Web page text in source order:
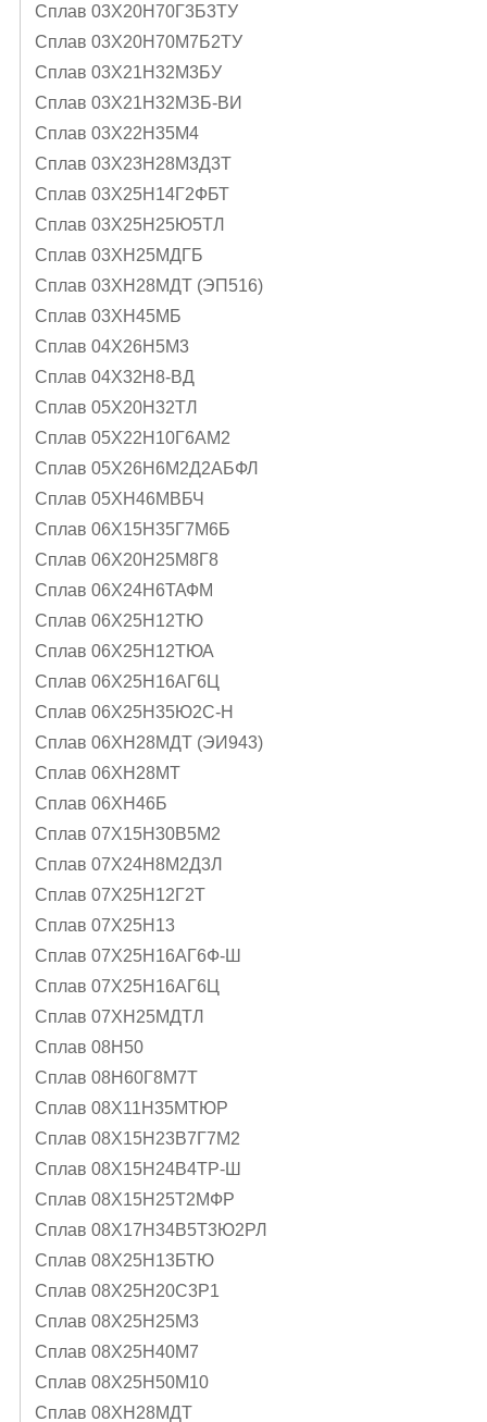
Сплав 03Х20Н70Г3Б3ТУ
Сплав 03Х20Н70М7Б2ТУ
Сплав 03Х21Н32М3БУ
Сплав 03Х21Н32МЗБ-ВИ
Сплав 03Х22Н35М4
Сплав 03Х23Н28М3Д3Т
Сплав 03Х25Н14Г2ФБТ
Сплав 03Х25Н25Ю5ТЛ
Сплав 03ХН25МДГБ
Сплав 03ХН28МДТ (ЭП516)
Сплав 03ХН45МБ
Сплав 04Х26Н5М3
Сплав 04Х32Н8-ВД
Сплав 05X20H32TЛ
Сплав 05Х22Н10Г6АМ2
Сплав 05Х26Н6М2Д2АБФЛ
Сплав 05ХН46МВБЧ
Сплав 06Х15Н35Г7М6Б
Сплав 06Х20Н25М8Г8
Сплав 06Х24Н6ТАФМ
Сплав 06Х25Н12ТЮ
Сплав 06Х25Н12ТЮА
Сплав 06Х25Н16АГ6Ц
Сплав 06Х25Н35Ю2С-Н
Сплав 06ХН28МДТ (ЭИ943)
Сплав 06ХН28МТ
Сплав 06ХН46Б
Сплав 07Х15Н30В5М2
Сплав 07Х24Н8М2Д3Л
Сплав 07Х25Н12Г2Т
Сплав 07Х25Н13
Сплав 07Х25Н16АГ6Ф-Ш
Сплав 07Х25Н16АГ6Ц
Сплав 07ХН25МДТЛ
Сплав 08Н50
Сплав 08Н60Г8М7Т
Сплав 08Х11Н35МТЮР
Сплав 08Х15Н23В7Г7М2
Сплав 08Х15Н24В4ТР-Ш
Сплав 08Х15Н25Т2МФР
Сплав 08Х17Н34В5Т3Ю2РЛ
Сплав 08Х25Н13БТЮ
Сплав 08Х25Н20С3Р1
Сплав 08Х25Н25М3
Сплав 08Х25Н40М7
Сплав 08Х25Н50М10
Сплав 08ХН28МДТ